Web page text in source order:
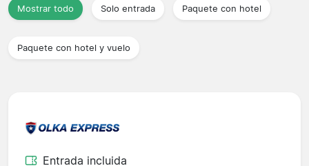
Mostrar todo Solo entrada Paquete con hotel
Paquete con hotel y vuelo
Entrada incluida